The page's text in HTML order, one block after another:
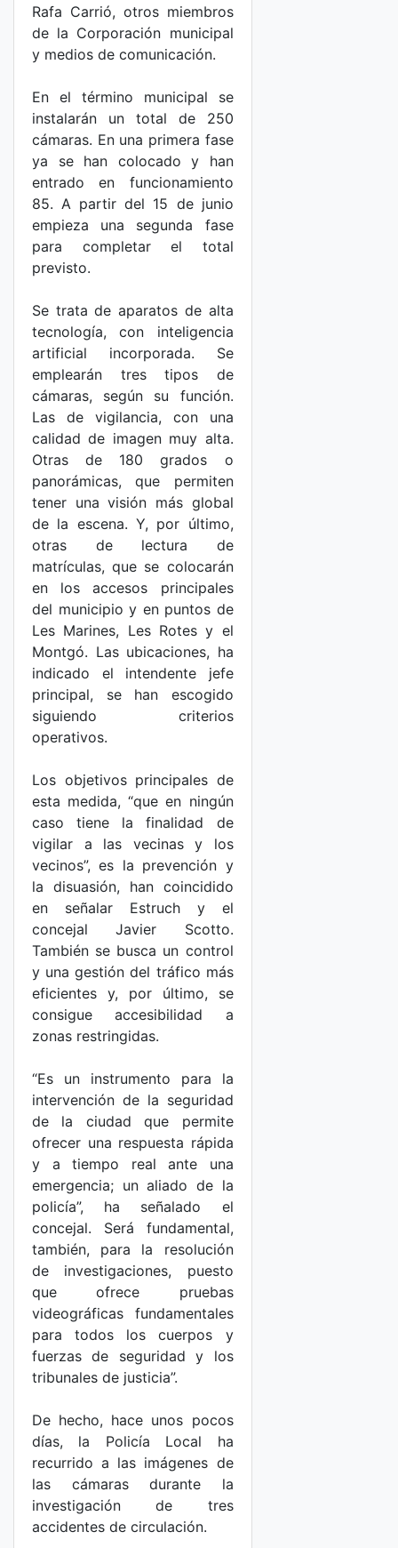
Rafa Carrió, otros miembros
de la Corporación municipal
y medios de comunicación.
En el término municipal se
instalarán un total de 250
cámaras. En una primera fase
ya se han colocado y han
entrado en funcionamiento
85. A partir del 15 de junio
empieza una segunda fase
para completar el total
previsto.
Se trata de aparatos de alta
tecnología, con inteligencia
artificial incorporada. Se
emplearán tres tipos de
cámaras, según su función.
Las de vigilancia, con una
calidad de imagen muy alta.
Otras de 180 grados o
panorámicas, que permiten
tener una visión más global
de la escena. Y, por último,
otras de lectura de
matrículas, que se colocarán
en los accesos principales
del municipio y en puntos de
Les Marines, Les Rotes y el
Montgó. Las ubicaciones, ha
indicado el intendente jefe
principal, se han escogido
siguiendo criterios
operativos.
Los objetivos principales de
esta medida, “que en ningún
caso tiene la finalidad de
vigilar a las vecinas y los
vecinos”, es la prevención y
la disuasión, han coincidido
en señalar Estruch y el
concejal Javier Scotto.
También se busca un control
y una gestión del tráfico más
eficientes y, por último, se
consigue accesibilidad a
zonas restringidas.
“Es un instrumento para la
intervención de la seguridad
de la ciudad que permite
ofrecer una respuesta rápida
y a tiempo real ante una
emergencia; un aliado de la
policía”, ha señalado el
concejal. Será fundamental,
también, para la resolución
de investigaciones, puesto
que ofrece pruebas
videográficas fundamentales
para todos los cuerpos y
fuerzas de seguridad y los
tribunales de justicia”.
De hecho, hace unos pocos
días, la Policía Local ha
recurrido a las imágenes de
las cámaras durante la
investigación de tres
accidentes de circulación.